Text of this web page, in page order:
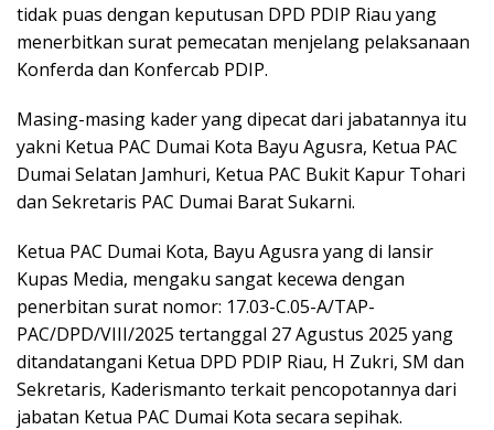
tidak puas dengan keputusan DPD PDIP Riau yang
menerbitkan surat pemecatan menjelang pelaksanaan
Konferda dan Konfercab PDIP.
Masing-masing kader yang dipecat dari jabatannya itu
yakni Ketua PAC Dumai Kota Bayu Agusra, Ketua PAC
Dumai Selatan Jamhuri, Ketua PAC Bukit Kapur Tohari
dan Sekretaris PAC Dumai Barat Sukarni.
Ketua PAC Dumai Kota, Bayu Agusra yang di lansir
Kupas Media, mengaku sangat kecewa dengan
penerbitan surat nomor: 17.03-C.05-A/TAP-
PAC/DPD/VIII/2025 tertanggal 27 Agustus 2025 yang
ditandatangani Ketua DPD PDIP Riau, H Zukri, SM dan
Sekretaris, Kaderismanto terkait pencopotannya dari
jabatan Ketua PAC Dumai Kota secara sepihak.